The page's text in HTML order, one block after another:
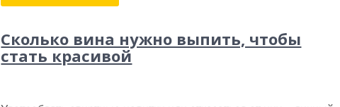
Сколько вина нужно выпить, чтобы
стать красивой